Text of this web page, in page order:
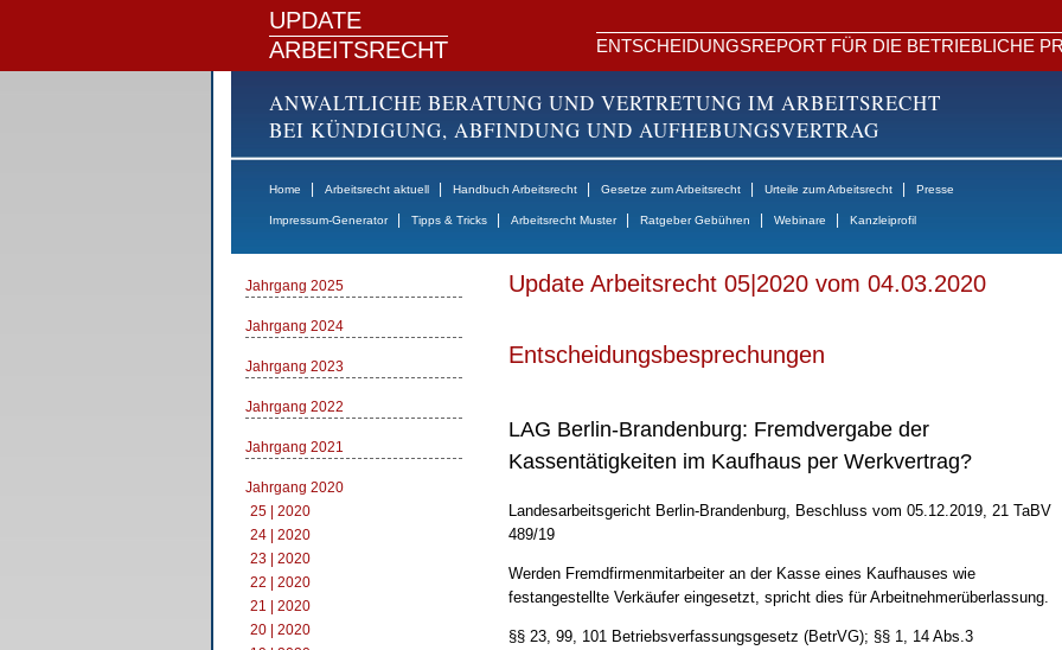
UPDATE
ARBEITSRECHT
ENTSCHEIDUNGSREPORT FÜR DIE BETRIEBLICHE
ANWALTLICHE BERATUNG UND VERTRETUNG IM ARBEITSRECHT
BEI KÜNDIGUNG, ABFINDUNG UND AUFHEBUNGSVERTRAG
Home Arbeitsrecht aktuell Handbuch Arbeitsrecht Gesetze zum Arbeitsrecht Urteile zum Arbeitsrecht Presse
Impressum-Generator Tipps & Tricks Arbeitsrecht Muster Ratgeber Gebühren Webinare Kanzleiprofil
Jahrgang 2025
Jahrgang 2024
Jahrgang 2023
Jahrgang 2022
Jahrgang 2021
Jahrgang 2020
25 | 2020
24 | 2020
23 | 2020
22 | 2020
21 | 2020
20 | 2020
Update Arbeitsrecht 05|2020 vom 04.03.2020
Entscheidungsbesprechungen
LAG Berlin-Brandenburg: Fremdvergabe der
Kassentätigkeiten im Kaufhaus per Werkvertrag?
Landesarbeitsgericht Berlin-Brandenburg, Beschluss vom 05.12.2019, 21 TaBV
489/19
Werden Fremdfirmenmitarbeiter an der Kasse eines Kaufhauses wie
festangestellte Verkäufer eingesetzt, spricht dies für Arbeitnehmerüberlassung.
§§ 23, 99, 101 Betriebsverfassungsgesetz (BetrVG); §§ 1, 14 Abs.3